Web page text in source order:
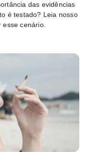
das evidências
é testado? Leia nosso
cenário.